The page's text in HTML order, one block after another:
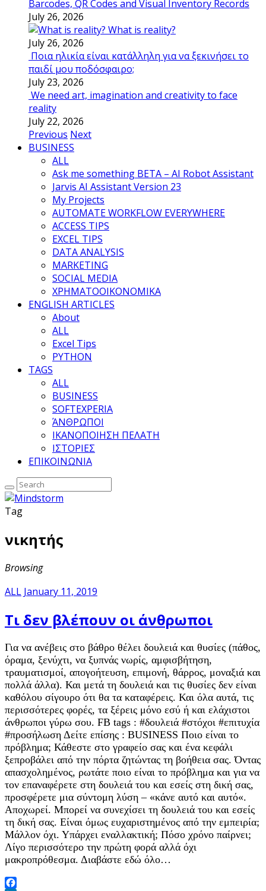
Barcodes, QR Codes and Visual Inventory Records
July 26, 2026
What is reality?
July 26, 2026
Ποια ηλικία είναι κατάλληλη για να ξεκινήσει το
παιδί μου ποδόσφαιρο;
July 23, 2026
We need art, imagination and creativity to face
reality
July 22, 2026
Previous Next
BUSINESS
ALL
Ask me something BETA – AI Robot Assistant
Jarvis AI Assistant Version 23
My Projects
AUTOMATE WORKFLOW EVERYWHERE
ACCESS TIPS
EXCEL TIPS
DATA ANALYSIS
MARKETING
SOCIAL MEDIA
ΧΡΗΜΑΤΟΟΙΚΟΝΟΜΙΚΑ
ENGLISH ARTICLES
About
ALL
Excel Tips
PYTHON
TAGS
ALL
BUSINESS
SOFTEXPERIA
ΆΝΘΡΩΠΟΙ
ΙΚΑΝΟΠΟΙΗΣΗ ΠΕΛΑΤΗ
ΙΣΤΟΡΙΕΣ
ΕΠΙΚΟΙΝΩΝΙΑ
Tag
νικητής
Browsing
ALL January 11, 2019
Τι δεν βλέπουν οι άνθρωποι
Για να ανέβεις στο βάθρο θέλει δουλειά και θυσίες (πάθος,
όραμα, ξενύχτι, να ξυπνάς νωρίς, αμφισβήτηση,
τραυματισμοί, απογοήτευση, επιμονή, θάρρος, μοναξιά και
πολλά άλλα). Και μετά τη δουλειά και τις θυσίες δεν είναι
καθόλου σίγουρο ότι θα τα καταφέρεις. Και όλα αυτά, τις
περισσότερες φορές, τα ξέρεις μόνο εσύ ή και ελάχιστοι
άνθρωποι γύρω σου. FB tags : #δουλειά #στόχοι #επιτυχία
#προσήλωση Δείτε επίσης : BUSINESS Ποιο είναι το
πρόβλημα; Κάθεστε στο γραφείο σας και ένα κεφάλι
ξεπροβάλει από την πόρτα ζητώντας τη βοήθεια σας. Όντας
απασχολημένος, ρωτάτε ποιο είναι το πρόβλημα και για να
τον επαναφέρετε στη δουλειά του και εσείς στη δική σας,
προσφέρετε μια σύντομη λύση – «κάνε αυτό και αυτό«.
Αποχωρεί. Μπορεί να συνεχίσει τη δουλειά του και εσείς
τη δική σας. Είναι όμως ευχαριστημένος από την εμπειρία;
Μάλλον όχι. Υπάρχει εναλλακτική; Πόσο χρόνο παίρνει;
Λίγο περισσότερο την πρώτη φορά αλλά όχι
μακροπρόθεσμα. Διαβάστε εδώ όλο…